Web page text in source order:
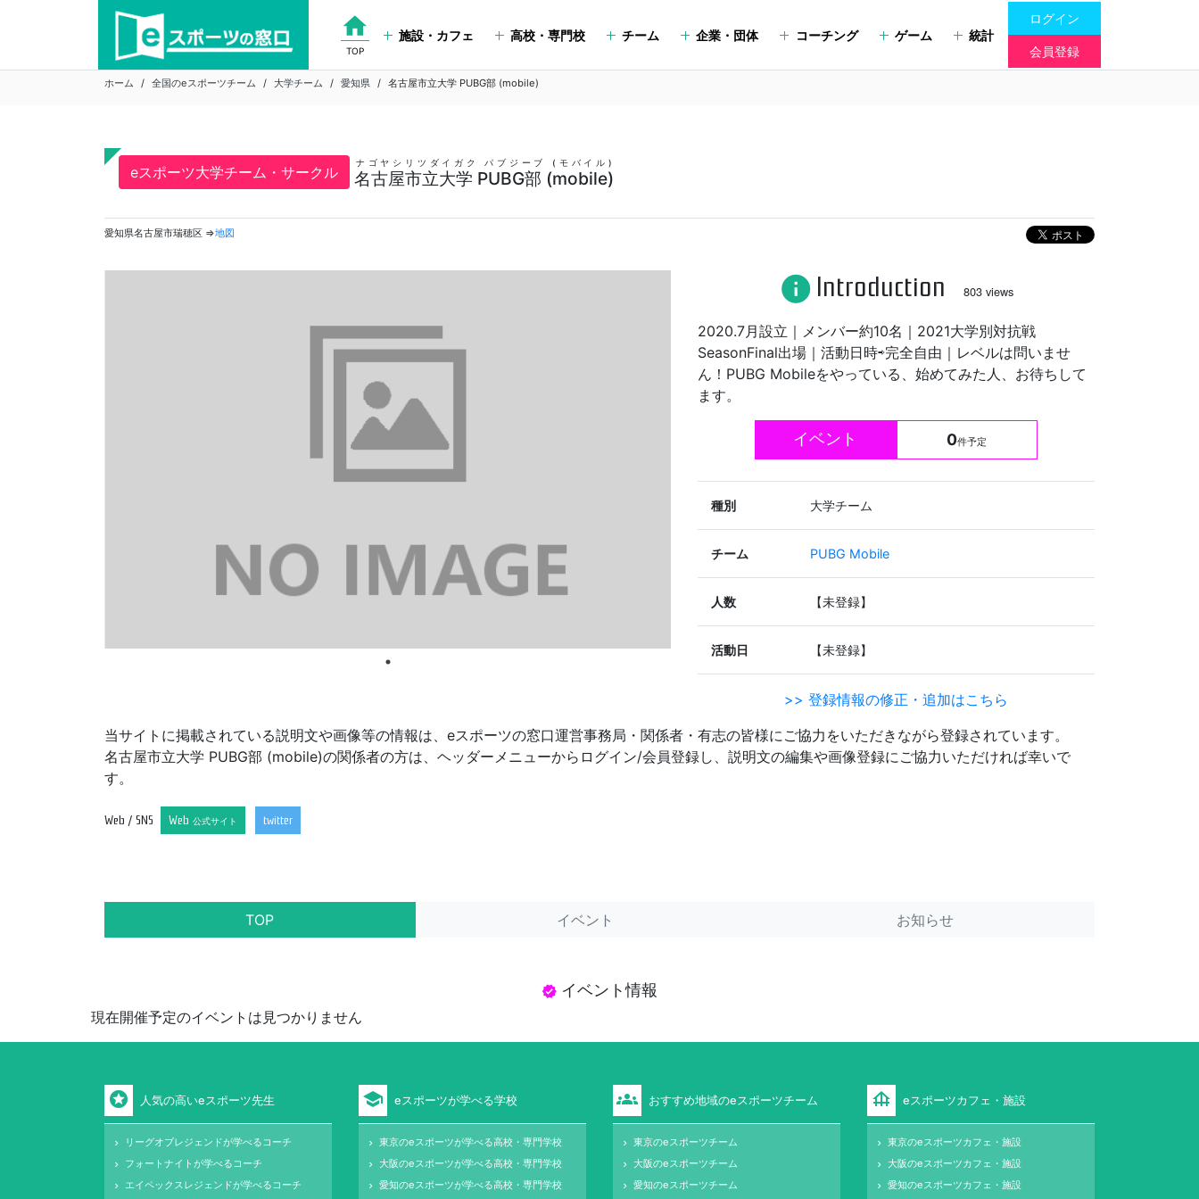
home
TOP
施設・カフェ 高校・専門校 チーム 企業・団体 コーチング ゲーム 統計
ログイン
会員登録
ホーム 全国のeスポーツチーム 大学チーム 愛知県 名古屋市立大学 PUBG部 (mobile)
eスポーツ大学チーム・サークル 名古屋市立大学 PUBG部 (mobile)
ナゴヤシリツダイガク パブジーブ (モバイル)
愛知県名古屋市瑞穂区 ⇒地図
info Introduction 803 views
2020.7月設立｜メンバー約10名｜2021大学別対抗戦
SeasonFinal出場｜活動日時⇨完全自由｜レベルは問いませ
ん！PUBG Mobileをやっている、始めてみた人、お待ちして
ます。
イベント 0件予定
種別 大学チーム
チーム PUBG Mobile
人数 【未登録】
活動日 【未登録】
>> 登録情報の修正・追加はこちら
当サイトに掲載されている説明文や画像等の情報は、eスポーツの窓口運営事務局・関係者・有志の皆様にご協力をいただきながら登録されています。
名古屋市立大学 PUBG部 (mobile)の関係者の方は、ヘッダーメニューからログイン/会員登録し、説明文の編集や画像登録にご協力いただければ幸いで
す。
Web / SNS Web 公式サイト twitter
TOP イベント お知らせ
verified イベント情報
現在開催予定のイベントは見つかりません
stars 人気の高いeスポーツ先生
keyboard_arrow_right リーグオブレジェンドが学べるコーチ
keyboard_arrow_right フォートナイトが学べるコーチ
keyboard_arrow_right エイペックスレジェンドが学べるコーチ
school eスポーツが学べる学校
keyboard_arrow_right 東京のeスポーツが学べる高校・専門学校
keyboard_arrow_right 大阪のeスポーツが学べる高校・専門学校
keyboard_arrow_right 愛知のeスポーツが学べる高校・専門学校
groups おすすめ地域のeスポーツチーム
keyboard_arrow_right 東京のeスポーツチーム
keyboard_arrow_right 大阪のeスポーツチーム
keyboard_arrow_right 愛知のeスポーツチーム
foundation eスポーツカフェ・施設
keyboard_arrow_right 東京のeスポーツカフェ・施設
keyboard_arrow_right 大阪のeスポーツカフェ・施設
keyboard_arrow_right 愛知のeスポーツカフェ・施設